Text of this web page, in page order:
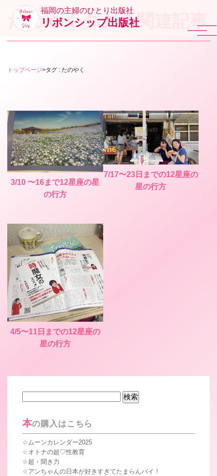
福岡の主婦のひとり出版社
リボンシップ出版社
たのやくタグの関連記事
トップページ>タグ : たのやく
3/10 〜16まで12星座の星
の行方
7/17〜23日までの12星座の
星の行方
4/5〜11日までの12星座の
星の行方
本の購入はこちら
ムーンカレンダー2025
オトナの超♡性教育
超・聞き力
アンちゃんの日本が好きすぎてたまらんバイ！